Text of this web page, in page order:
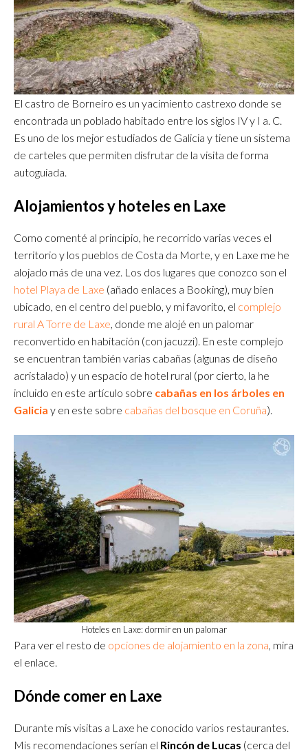
El castro de Borneiro es un yacimiento castrexo donde se
encontrada un poblado habitado entre los siglos IV y I a. C.
Es uno de los mejor estudiados de Galicia y tiene un sistema
de carteles que permiten disfrutar de la visita de forma
autoguiada.
Alojamientos y hoteles en Laxe
Como comenté al principio, he recorrido varias veces el
territorio y los pueblos de Costa da Morte, y en Laxe me he
alojado más de una vez. Los dos lugares que conozco son el
hotel Playa de Laxe (añado enlaces a Booking), muy bien
ubicado, en el centro del pueblo, y mi favorito, el complejo
rural A Torre de Laxe, donde me alojé en un palomar
reconvertido en habitación (con jacuzzi). En este complejo
se encuentran también varias cabañas (algunas de diseño
acristalado) y un espacio de hotel rural (por cierto, la he
incluido en este artículo sobre cabañas en los árboles en
Galicia y en este sobre cabañas del bosque en Coruña).
Hoteles en Laxe: dormir en un palomar
Para ver el resto de opciones de alojamiento en la zona, mira
el enlace.
Dónde comer en Laxe
Durante mis visitas a Laxe he conocido varios restaurantes.
Mis recomendaciones serían el Rincón de Lucas (cerca del